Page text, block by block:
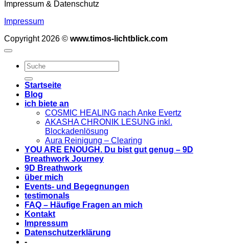
Impressum & Datenschutz
Impressum
Copyright 2026 © www.timos-lichtblick.com
Startseite
Blog
ich biete an
COSMIC HEALING nach Anke Evertz
AKASHA CHRONIK LESUNG inkl.
Blockadenlösung
Aura Reinigung – Clearing
YOU ARE ENOUGH. Du bist gut genug – 9D
Breathwork Journey
9D Breathwork
über mich
Events- und Begegnungen
testimonals
FAQ – Häufige Fragen an mich
Kontakt
Impressum
Datenschutzerklärung
-